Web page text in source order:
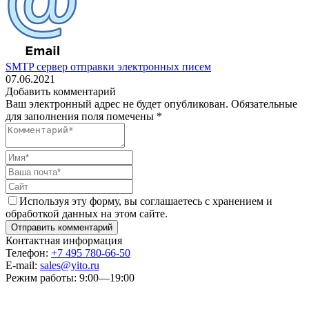
SMTP сервер отправки электронных писем
07.06.2021
Добавить комментарий
Ваш электронный адрес не будет опубликован. Обязательные
для заполнения поля помечены *
Используя эту форму, вы соглашаетесь с хранением и
обработкой данных на этом сайте.
Контактная информация
Телефон: +7 495 780-66-50
E-mail: sales@yito.ru
Режим работы: 9:00—19:00